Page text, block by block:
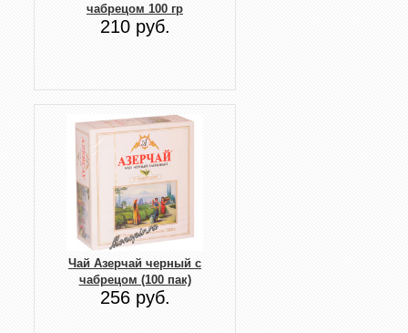
чабрецом 100 гр
210 руб.
Чай Азерчай черный с
чабрецом (100 пак)
256 руб.